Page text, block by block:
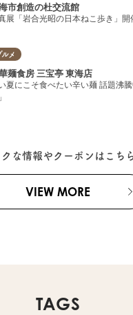
市創造の杜交流館
展「岩合光昭の日本ねこ歩き」開
ルメ
麺食房 三宝亭 東海店
夏にこそ食べたい辛い麺 話題沸
クな情報やクーポンはこち
VIEW MORE
TAGS